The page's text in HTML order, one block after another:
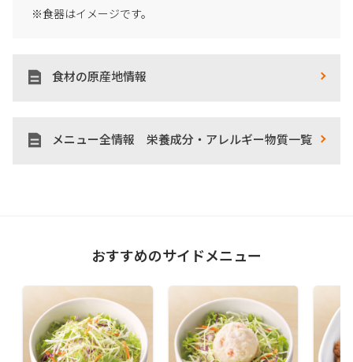
※食器はイメージです。
食材の原産地情報
メニュー全情報 栄養成分・アレルギー物質一覧
おすすめのサイドメニュー